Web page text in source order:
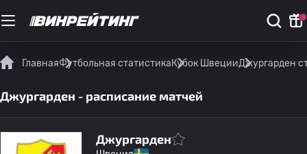
ГлавнаяФутбольная статистикаКубок ШвецииДжургарден
Джургарден - расписание матчей
Джургарден